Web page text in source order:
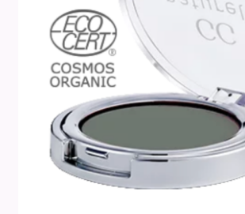
Über uns
Kontakt